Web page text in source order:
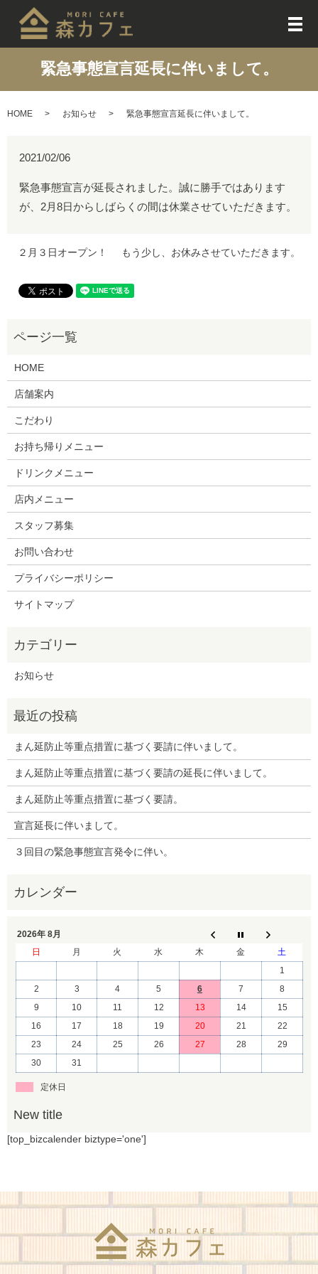
メ
緊急事態宣言延長に伴いまして。
HOME お知らせ 緊急事態宣言延長に伴いまして。
2021/02/06
緊急事態宣言が延長されました。誠に勝手ではあります
が、2月8日からしばらくの間は休業させていただきます。
２月３日オープン！ もう少し、お休みさせていただきます。
HOME
店舗案内
こだわり
お持ち帰りメニュー
ドリンクメニュー
店内メニュー
スタッフ募集
お問い合わせ
プライバシーポリシー
サイトマップ
お知らせ
まん延防止等重点措置に基づく要請に伴いまして。
まん延防止等重点措置に基づく要請の延長に伴いまして。
まん延防止等重点措置に基づく要請。
宣言延長に伴いまして。
３回目の緊急事態宣言発令に伴い。
2026年 8月
日
月 火 水 木 金
土
1
2
3 4 5 6 7
8
9
10 11 12 13 14
15
16
17 18 19 20 21
22
23
24 25 26 27 28
29
30
31
定休日